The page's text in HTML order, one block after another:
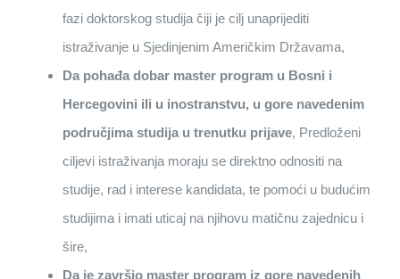
fazi doktorskog studija čiji je cilj unaprijediti
istraživanje u Sjedinjenim Američkim Državama,
Da pohađa dobar master program u Bosni i
Hercegovini ili u inostranstvu, u gore navedenim
područjima studija u trenutku prijave, Predloženi
ciljevi istraživanja moraju se direktno odnositi na
studije, rad i interese kandidata, te pomoći u budućim
studijima i imati uticaj na njihovu matičnu zajednicu i
šire,
Da je završio master program iz gore navedenih